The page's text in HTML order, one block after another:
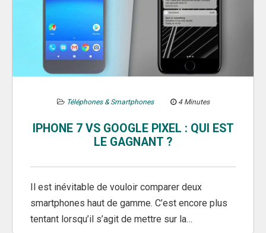
Téléphones & Smartphones 4 Minutes
IPHONE 7 VS GOOGLE PIXEL : QUI EST
LE GAGNANT ?
Il est inévitable de vouloir comparer deux
smartphones haut de gamme. C’est encore plus
tentant lorsqu’il s’agit de mettre sur la…